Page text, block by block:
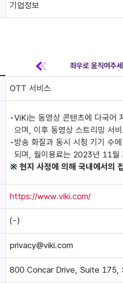
기업정보
OTT 서비스
ViKi는 동영상 콘텐츠에 다국어
으며, 이후 동영상 스트리밍 서
방송 화질과 동시 시청 기기 수
되며, 월이용료는 2023년 11
※ 현지 사정에 의해 국내에서의
https://www.viki.com/
(-)
privacy@viki.com
800 Concar Drive, Suite